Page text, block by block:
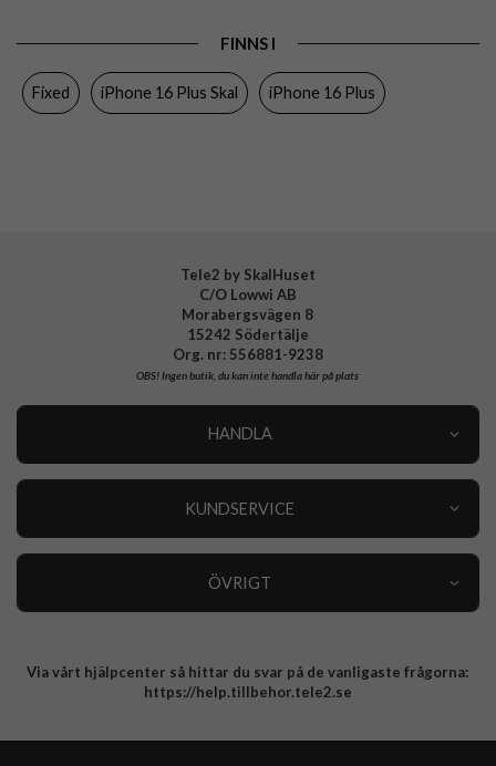
Trådlös laddning-kompatibel
Färg Genomskinlig
FINNS I
Fixed iPhone 16 Plus Skal iPhone 16 Plus
Tele2 by SkalHuset
C/O Lowwi AB
Morabergsvägen 8
15242 Södertälje
Org. nr: 556881-9238
OBS!Ingen butik, du kan inte handla här på plats
HANDLA
KUNDSERVICE
ÖVRIGT
Integritetspolicy
Via vårt hjälpcenter så hittar du svar på de vanligaste frågorna:
https://help.tillbehor.tele2.se